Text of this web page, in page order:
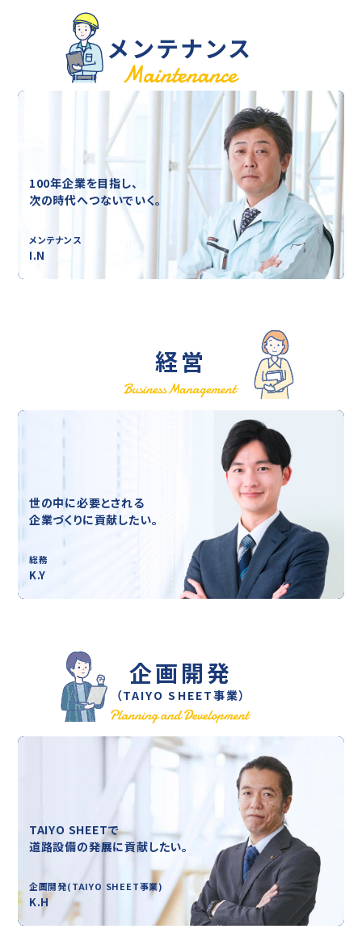
メンテナンス
100年企業を目指し、
次の時代へつないでいく。
メンテナンス
I.N
経営
世の中に必要とされる
企業づくりに貢献したい。
総務
K.Y
企画開発
（TAIYO SHEET事業）
TAIYO SHEETで
道路設備の発展に貢献したい。
企画開発(TAIYO SHEET事業)
K.H